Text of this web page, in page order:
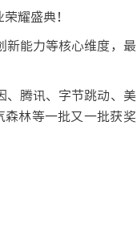
耀盛典！
新能力等核心维度，最
、腾讯、字节跳动、美
森林等一批又一批获奖